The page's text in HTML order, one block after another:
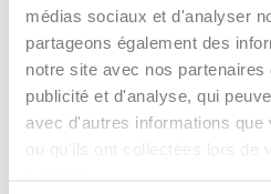
médias sociaux et d'analyser
partageons également des
notre site avec nos
publicité et d'analyse, qui
avec d'autres informations que
ou qu'ils ont collectées lors de
Bullpadel Hack 04 Comfort
2026